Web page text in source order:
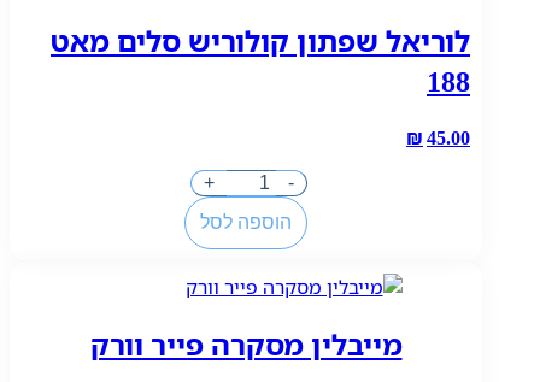
רזיזטנס
500
לוריאל שפתון קולוריש סלים מאט
188
₪45.00
-
כמות
של
לוריאל
קולוריש
מאט
188
+
הוספה לסל
מייבלין מסקרה פייר וורק